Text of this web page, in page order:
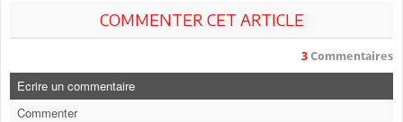
COMMENTER CET ARTICLE
3 Commentaires
Ecrire un commentaire
Commenter